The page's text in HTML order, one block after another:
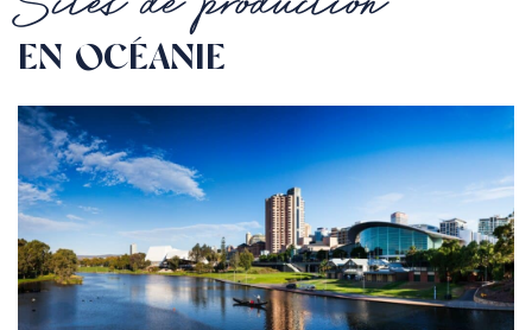
EN OCÉANIE